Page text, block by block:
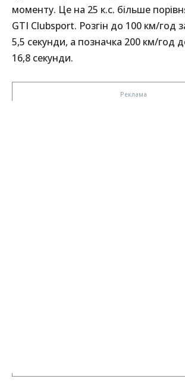
моменту. Це на 25 к.с. більше
GTI Clubsport. Розгін до 100 км/год
5,5 секунди, а позначка 200 км/год
16,8 секунди.